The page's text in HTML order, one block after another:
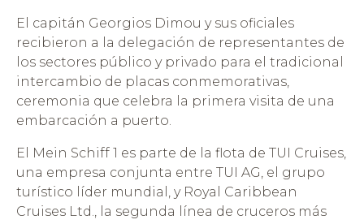
El capitán Georgios Dimou y sus oficiales
recibieron a la delegación de representantes de
los sectores público y privado para el tradicional
intercambio de placas conmemorativas,
ceremonia que celebra la primera visita de una
embarcación a puerto.
El Mein Schiff 1 es parte de la flota de TUI Cruises,
una empresa conjunta entre TUI AG, el grupo
turístico líder mundial, y Royal Caribbean
Cruises Ltd., la segunda línea de cruceros más